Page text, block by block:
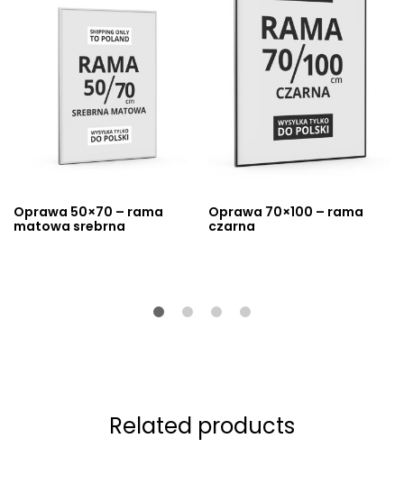
Oprawa 50×70 – rama
matowa srebrna
Oprawa 70×100 – rama
czarna
Related products